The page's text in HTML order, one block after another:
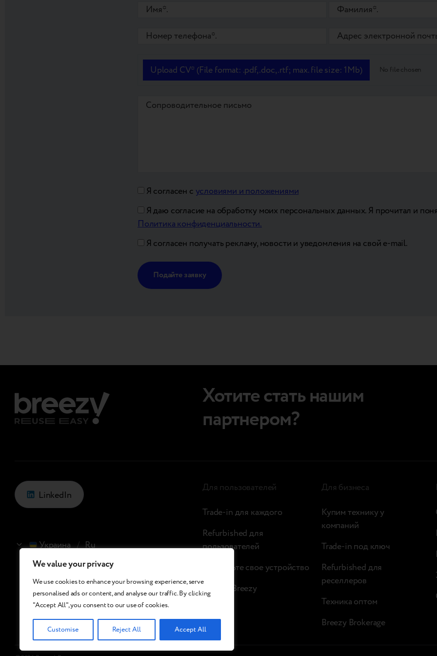
We value your privacy
We use cookies to enhance your browsing experience, serve
personalised ads or content, and analyse our traffic. By clicking
"Accept All", you consent to our use of cookies.
Customise Reject All Accept All
Upload CV* (File format: .pdf, .doc, .rtf; max. file size: 1Mb) No file chosen
Я согласен с условиями и положениями
Я даю согласие на обработку моих персональных данных. Я прочитал и
Политика конфиденциальности.
Я согласен получать рекламу, новости и уведомления на свой e-mail.
Хотите стать нашим
партнером?
LinkedIn
Украина / Ru
Для пользователей
Trade-in для каждого
Refurbished для
пользователей
Проверьте свое устройство
Ритейл Breezy
Для бизнеса
Купим технику у
компаний
Trade-in под ключ
Refurbished для
реселлеров
Техника оптом
Breezy Brokerage